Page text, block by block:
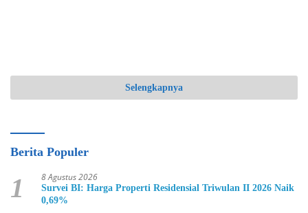
Selengkapnya
Berita Populer
1 8 Agustus 2026
Survei BI: Harga Properti Residensial Triwulan II 2026 Naik
0,69%